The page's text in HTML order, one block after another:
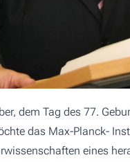
dem Tag des 77.
das Max-Planck-
eines